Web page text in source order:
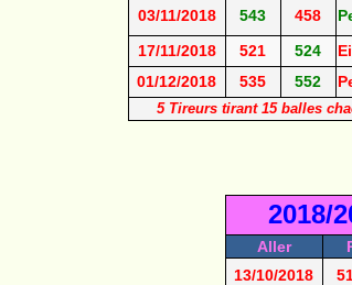
03/11/2018
543 458
17/11/2018
521 524
01/12/2018
535 552
5 Tireurs tirant 15 balles
2018/
Aller
13/10/2018